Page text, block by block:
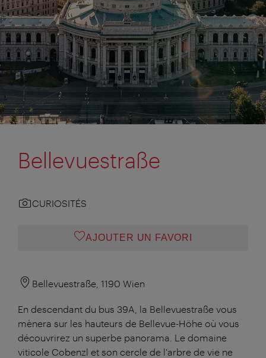
Bellevuestraße
CURIOSITÉS
AJOUTER UN FAVORI
Bellevuestraße, 1190 Wien
En descendant du bus 39A, la Bellevuestraße vous
mènera sur les hauteurs de Bellevue-Höhe où vous
découvrirez un superbe panorama. Le domaine
viticole Cobenzl et son cercle de l'arbre de vie ne